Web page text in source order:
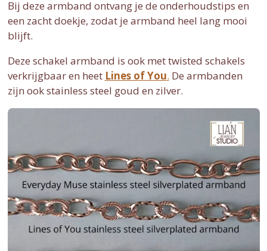
Bij deze armband ontvang je de onderhoudstips en
een zacht doekje, zodat je armband heel lang mooi
blijft.
Deze schakel armband is ook met twisted schakels
verkrijgbaar en heet Lines of You. De armbanden
zijn ook stainless steel goud en zilver.